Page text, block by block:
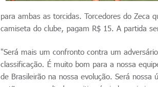
para ambas as torcidas. Torcedores do Zeca
camiseta do clube, pagam R$ 15. A partida
"Será mais um confronto contra um
classificação. É muito bom para a nossa
de Brasileirão na nossa evolução. Será